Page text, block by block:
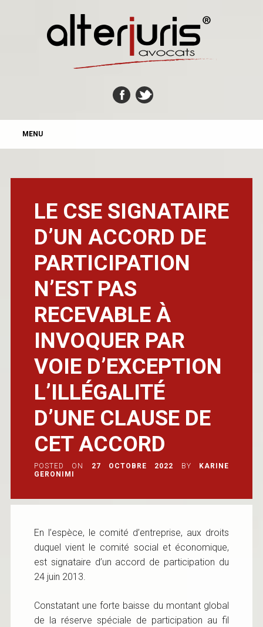
MAIN MENU
MENU
LE CSE SIGNATAIRE
D’UN ACCORD DE
PARTICIPATION
N’EST PAS
RECEVABLE À
INVOQUER PAR
VOIE D’EXCEPTION
L’ILLÉGALITÉ
D’UNE CLAUSE DE
CET ACCORD
POSTED ON 27 OCTOBRE 2022 BY
KARINE
GERONIMI
En l’espèce, le comité d’entreprise, aux droits
duquel vient le comité social et économique,
est signataire d’un accord de participation du
24 juin 2013.
Constatant une forte baisse du montant global
de la réserve spéciale de participation au fil